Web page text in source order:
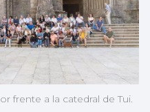
frente a la catedral de Tui.